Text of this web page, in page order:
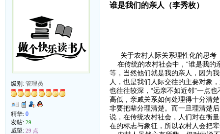
级别: 管理员
精华: 0
发帖: 29
威望: 29 点
谁是我们的亲人（李秀枚）
—关于农村人际关系理性化的思考
在传统的农村社会中，“谁是我的
等，当然他们就是我的亲人，因为
人，也是我们人际交往的主要对象
也往往较深，“远亲不如近邻”一点
高低，亲戚关系如何处理得十分清
非要把辈分理清楚。而一旦理清楚
说，在传统农村社会，人们对在衡
在的标志与象征，所以农村人会把